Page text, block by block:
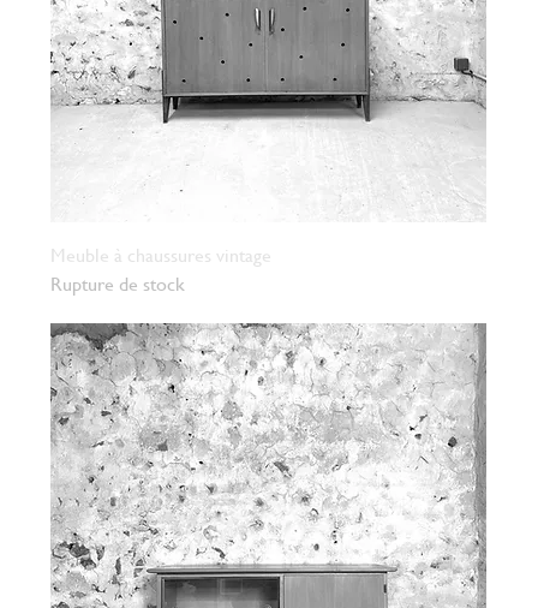
Meuble à chaussures vintage
Rupture de stock